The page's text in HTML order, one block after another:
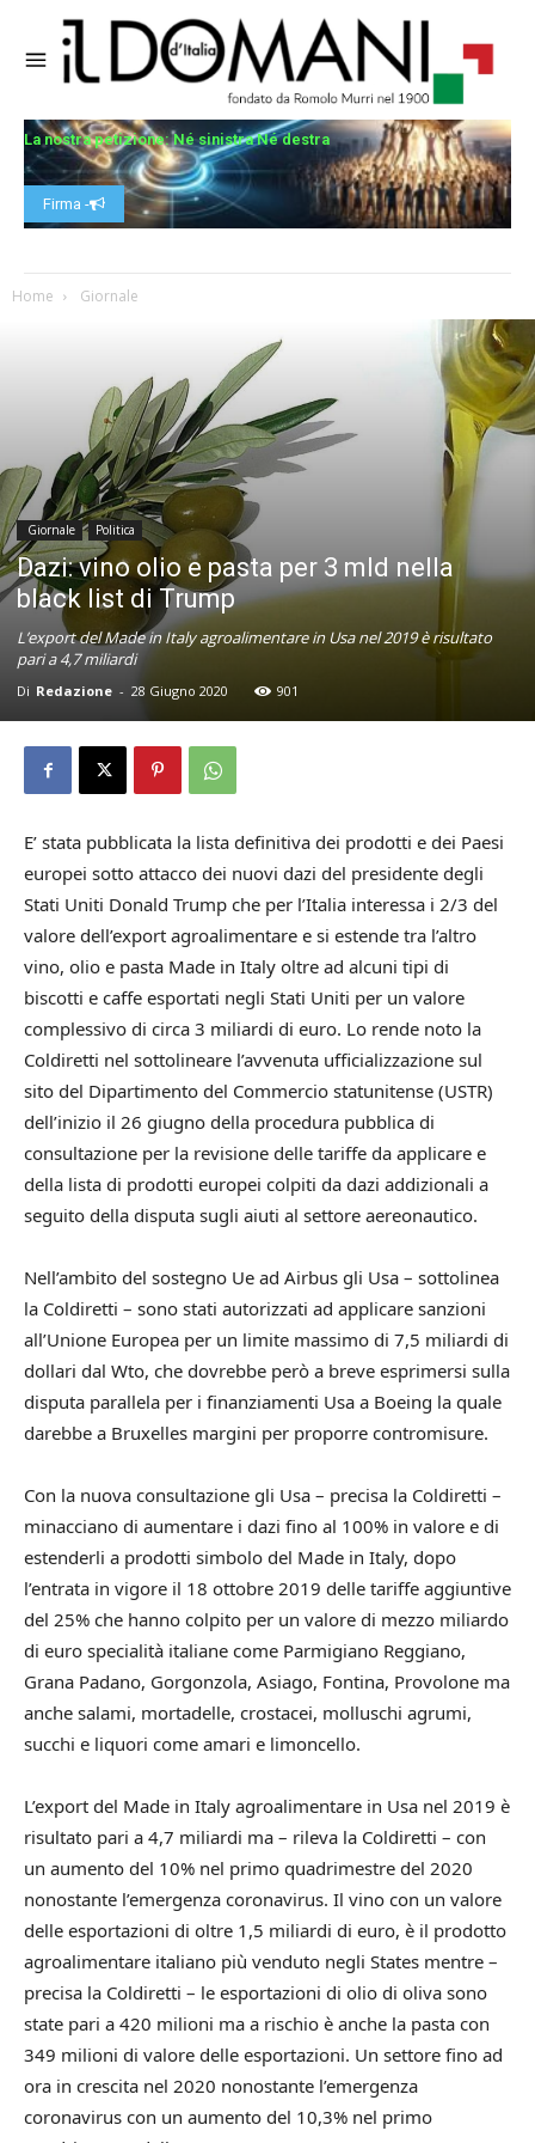
La nostra petizione: Né sinistra Né destra
Firma -
Home Giornale
Giornale Politica
Dazi: vino olio e pasta per 3 mld nella
black list di Trump
L’export del Made in Italy agroalimentare in Usa nel 2019 è risultato
pari a 4,7 miliardi
Di Redazione - 28 Giugno 2020 901
E’ stata pubblicata la lista definitiva dei prodotti e dei Paesi
europei sotto attacco dei nuovi dazi del presidente degli
Stati Uniti Donald Trump che per l’Italia interessa i 2/3 del
valore dell’export agroalimentare e si estende tra l’altro
vino, olio e pasta Made in Italy oltre ad alcuni tipi di
biscotti e caffe esportati negli Stati Uniti per un valore
complessivo di circa 3 miliardi di euro. Lo rende noto la
Coldiretti nel sottolineare l’avvenuta ufficializzazione sul
sito del Dipartimento del Commercio statunitense (USTR)
dell’inizio il 26 giugno della procedura pubblica di
consultazione per la revisione delle tariffe da applicare e
della lista di prodotti europei colpiti da dazi addizionali a
seguito della disputa sugli aiuti al settore aereonautico.
Nell’ambito del sostegno Ue ad Airbus gli Usa – sottolinea
la Coldiretti – sono stati autorizzati ad applicare sanzioni
all’Unione Europea per un limite massimo di 7,5 miliardi di
dollari dal Wto, che dovrebbe però a breve esprimersi sulla
disputa parallela per i finanziamenti Usa a Boeing la quale
darebbe a Bruxelles margini per proporre contromisure.
Con la nuova consultazione gli Usa – precisa la Coldiretti –
minacciano di aumentare i dazi fino al 100% in valore e di
estenderli a prodotti simbolo del Made in Italy, dopo
l’entrata in vigore il 18 ottobre 2019 delle tariffe aggiuntive
del 25% che hanno colpito per un valore di mezzo miliardo
di euro specialità italiane come Parmigiano Reggiano,
Grana Padano, Gorgonzola, Asiago, Fontina, Provolone ma
anche salami, mortadelle, crostacei, molluschi agrumi,
succhi e liquori come amari e limoncello.
L’export del Made in Italy agroalimentare in Usa nel 2019 è
risultato pari a 4,7 miliardi ma – rileva la Coldiretti – con
un aumento del 10% nel primo quadrimestre del 2020
nonostante l’emergenza coronavirus. Il vino con un valore
delle esportazioni di oltre 1,5 miliardi di euro, è il prodotto
agroalimentare italiano più venduto negli States mentre –
precisa la Coldiretti – le esportazioni di olio di oliva sono
state pari a 420 milioni ma a rischio è anche la pasta con
349 milioni di valore delle esportazioni. Un settore fino ad
ora in crescita nel 2020 nonostante l’emergenza
coronavirus con un aumento del 10,3% nel primo